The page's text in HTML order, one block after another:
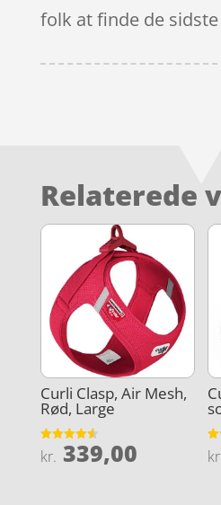
folk at finde de
Relaterede
Curli Clasp, Air Mesh,
Rød, Large
Vurderet
4.6
kr. 339,00
4.8